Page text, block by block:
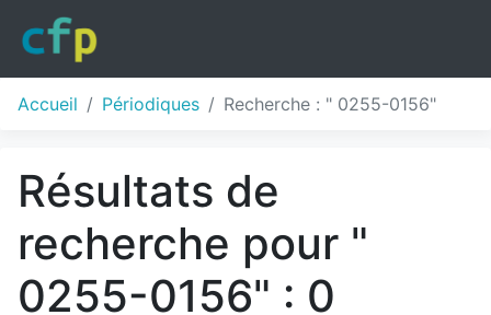
Accueil Périodiques Recherche : " 0255-0156"
Résultats de
recherche pour "
0255-0156" : 0